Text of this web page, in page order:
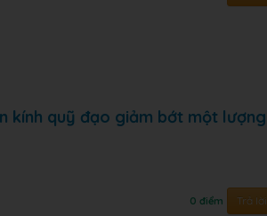
kính quỹ đạo giảm bớt một lượng
0 điểm Trả lời